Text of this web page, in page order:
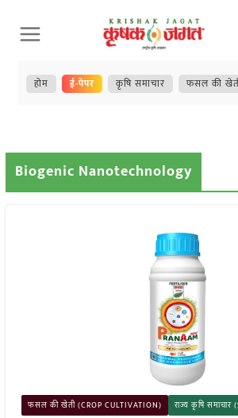
Skip
to
content
होम ई-पेपर कृषि समाचार फसल की
Biogenic Nanotechnology
फसल की खेती (CROP CULTIVATION) राज्य कृषि समाचार